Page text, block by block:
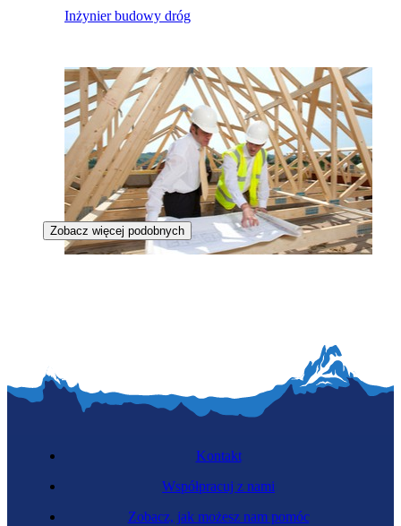
Inżynier budowy dróg
Zobacz więcej podobnych
Kontakt
Współpracuj z nami
Zobacz, jak możesz nam pomóc